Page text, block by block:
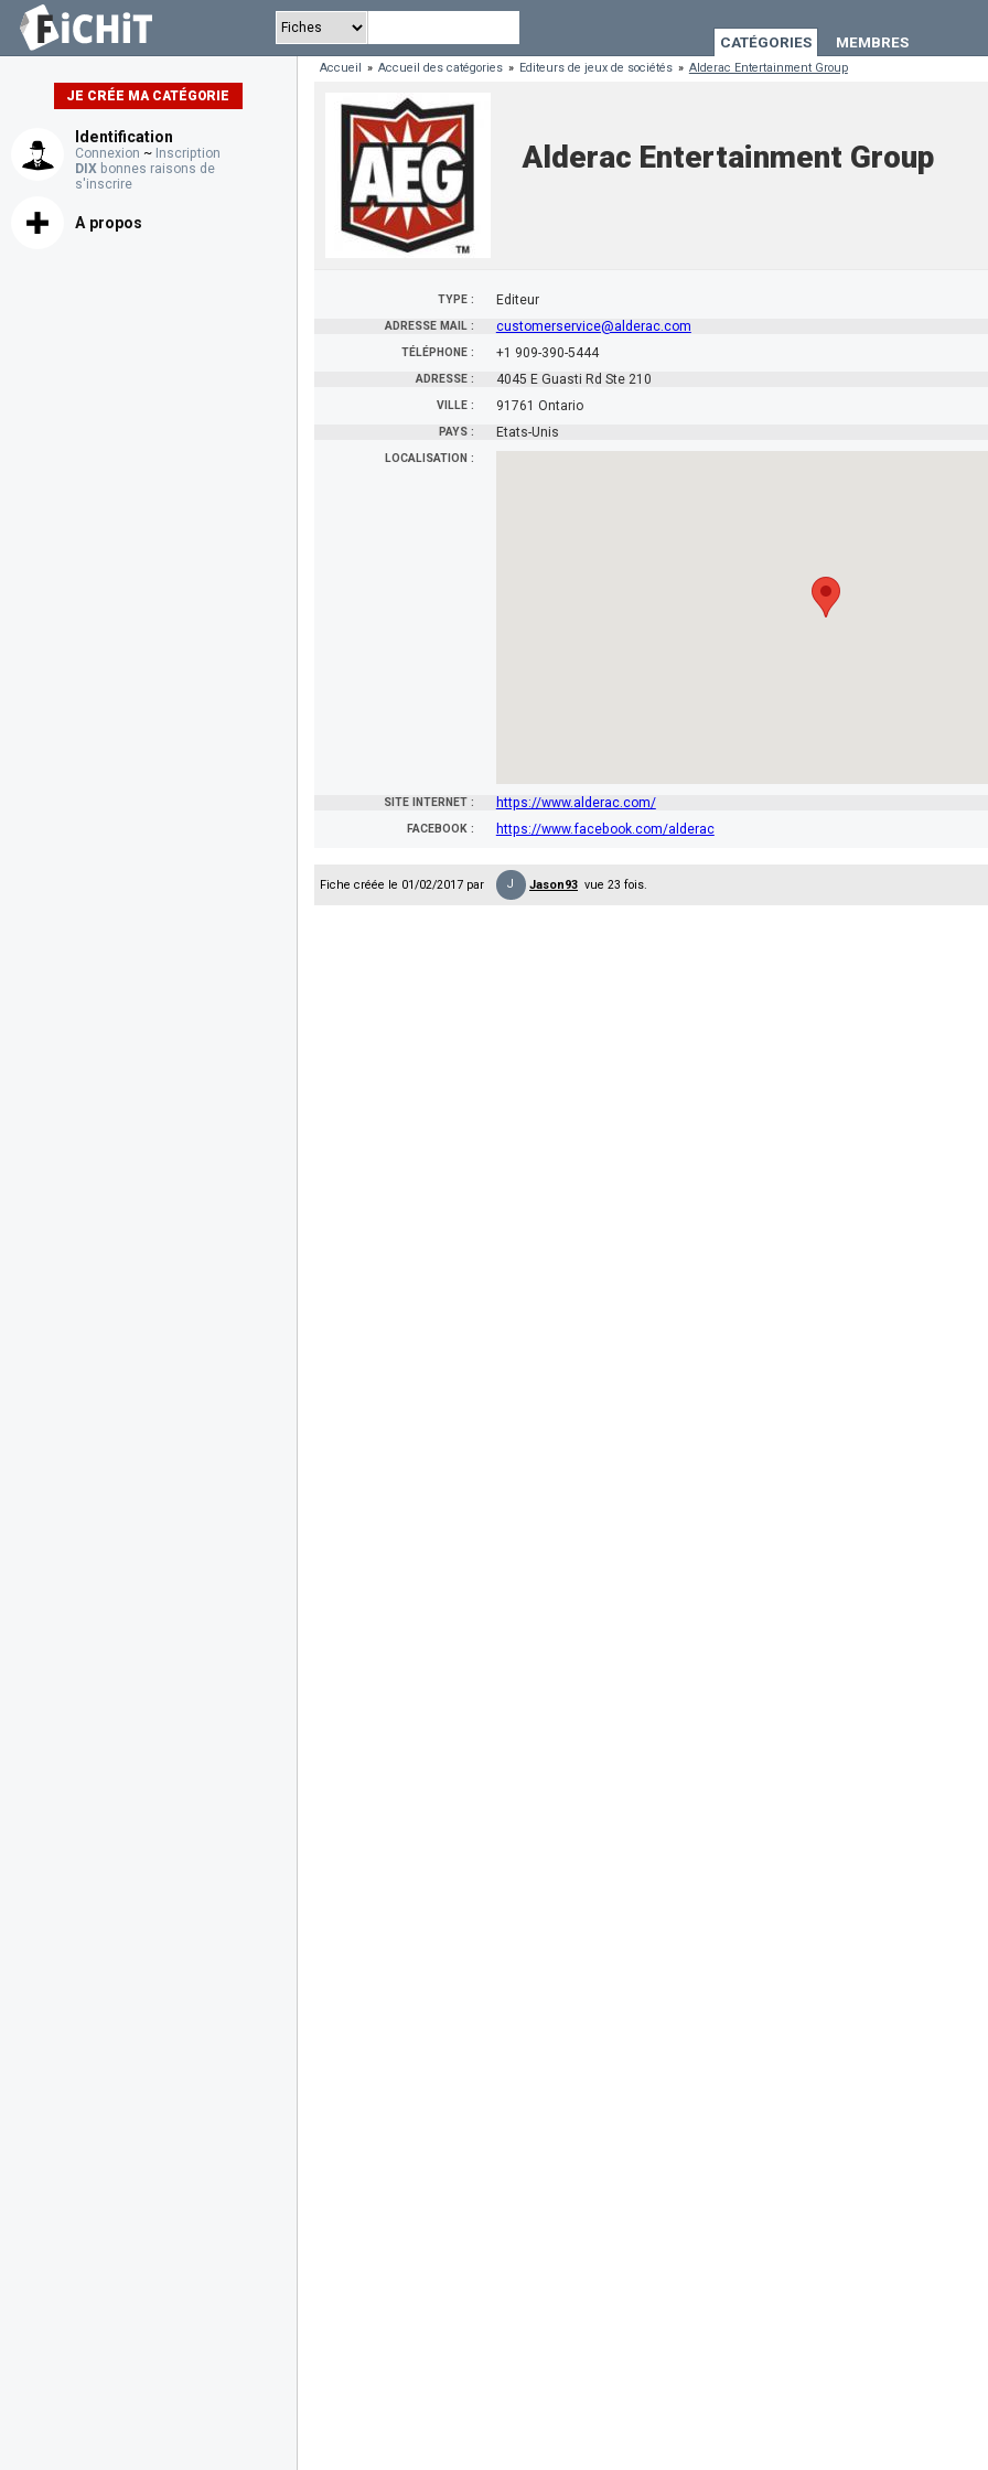
CATÉGORIES MEMBRES
JE CRÉE MA CATÉGORIE
Identification
Connexion ~ Inscription
DIX bonnes raisons de
s'inscrire
A propos
Accueil » Accueil des catégories » Editeurs de jeux de sociétés » Alderac Entertainment Group
Alderac Entertainment Group
TYPE : Editeur
ADRESSE MAIL : customerservice@alderac.com
TÉLÉPHONE : +1 909-390-5444
ADRESSE : 4045 E Guasti Rd Ste 210
VILLE : 91761 Ontario
PAYS : Etats-Unis
LOCALISATION :
SITE INTERNET : https://www.alderac.com/
FACEBOOK : https://www.facebook.com/alderac
Fiche créée le 01/02/2017 par J Jason93 vue 23 fois.